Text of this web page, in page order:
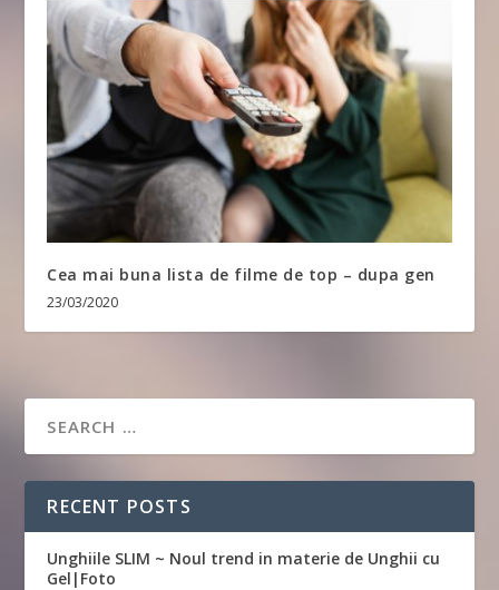
Cea mai buna lista de filme de top – dupa gen
23/03/2020
RECENT POSTS
Unghiile SLIM ~ Noul trend in materie de Unghii cu
Gel|Foto